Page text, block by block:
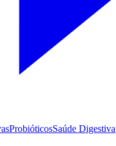
ProbióticosSaúde Digestiva